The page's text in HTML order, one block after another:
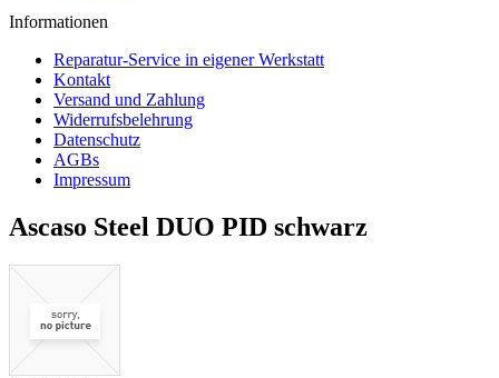
Informationen
Reparatur-Service in eigener Werkstatt
Kontakt
Versand und Zahlung
Widerrufsbelehrung
Datenschutz
AGBs
Impressum
Ascaso Steel DUO PID schwarz